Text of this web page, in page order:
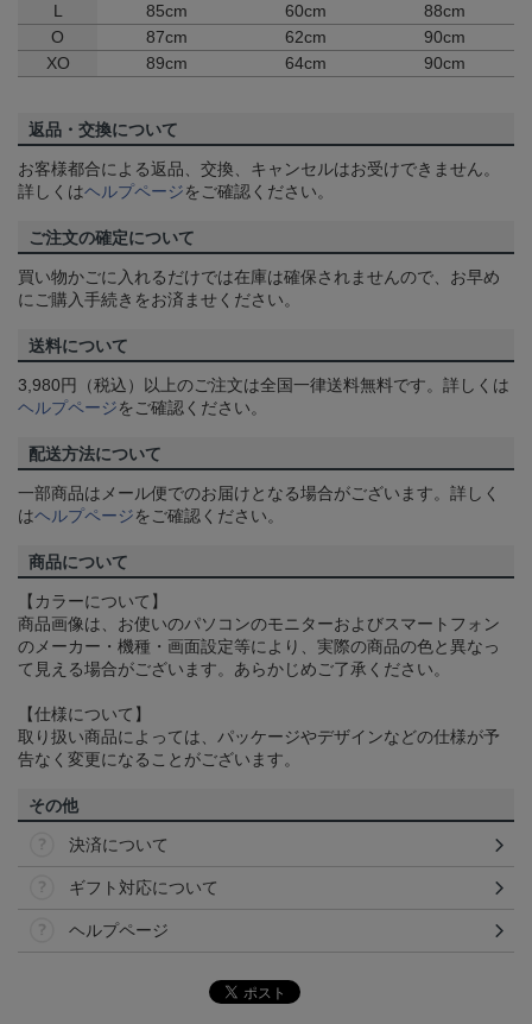
L 85cm 60cm
88cm
O
87cm 62cm
90cm
XO
89cm 64cm 90cm
返品・交換について
お客様都合による返品、交換、キャンセルはお受けできません。
詳しくはヘルプページをご確認ください。
ご注文の確定について
買い物かごに入れるだけでは在庫は確保されませんので、お早め
にご購入手続きをお済ませください。
送料について
3,980円（税込）以上のご注文は全国一律送料無料です。詳しくは
ヘルプページをご確認ください。
配送方法について
一部商品はメール便でのお届けとなる場合がございます。詳しく
はヘルプページをご確認ください。
商品について
【カラーについて】
商品画像は、お使いのパソコンのモニターおよびスマートフォン
のメーカー・機種・画面設定等により、実際の商品の色と異なっ
て見える場合がございます。あらかじめご了承ください。
【仕様について】
取り扱い商品によっては、パッケージやデザインなどの仕様が予
告なく変更になることがございます。
その他
決済について
ギフト対応について
ヘルプページ